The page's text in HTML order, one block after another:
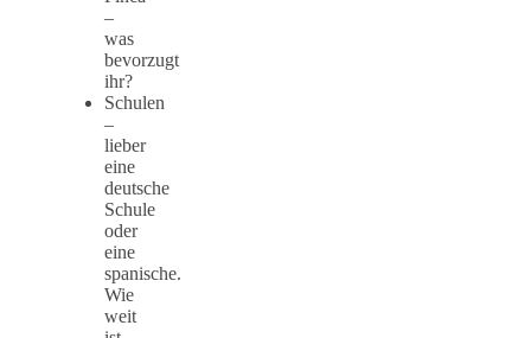
–
was
bevorzugt
ihr?
Schulen
–
lieber
eine
deutsche
Schule
oder
eine
spanische.
Wie
weit